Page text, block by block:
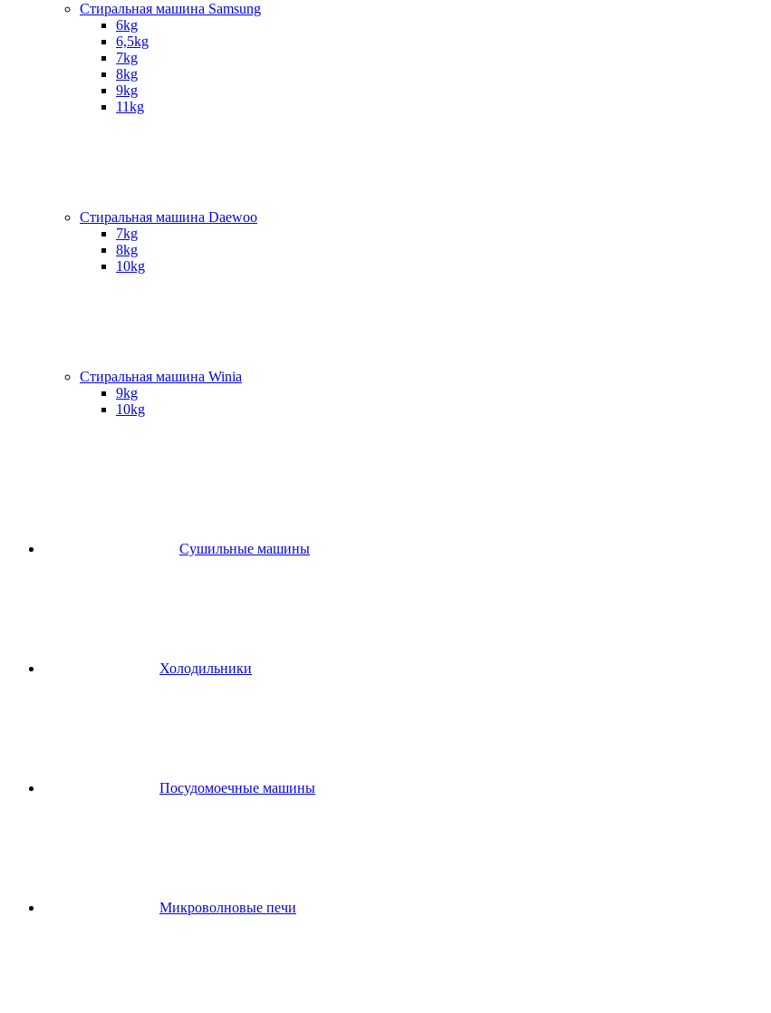
Стиральная машина Samsung
6kg
6,5kg
7kg
8kg
9kg
11kg
Стиральная машина Daewoo
7kg
8kg
10kg
Стиральная машина Winia
9kg
10kg
Сушильные машины
Холодильники
Посудомоечные машины
Микроволновые печи